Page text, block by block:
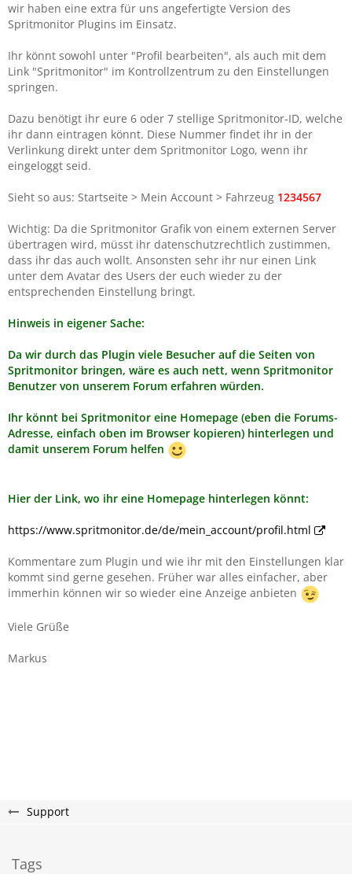
wir haben eine extra für uns angefertigte Version des
Spritmonitor Plugins im Einsatz.
Ihr könnt sowohl unter "Profil bearbeiten", als auch mit dem
Link "Spritmonitor" im Kontrollzentrum zu den Einstellungen
springen.
Dazu benötigt ihr eure 6 oder 7 stellige Spritmonitor-ID, welche
ihr dann eintragen könnt. Diese Nummer findet ihr in der
Verlinkung direkt unter dem Spritmonitor Logo, wenn ihr
eingeloggt seid.
Sieht so aus: Startseite > Mein Account > Fahrzeug 1234567
Wichtig: Da die Spritmonitor Grafik von einem externen Server
übertragen wird, müsst ihr datenschutzrechtlich zustimmen,
dass ihr das auch wollt. Ansonsten sehr ihr nur einen Link
unter dem Avatar des Users der euch wieder zu der
entsprechenden Einstellung bringt.
Hinweis in eigener Sache:
Da wir durch das Plugin viele Besucher auf die Seiten von
Spritmonitor bringen, wäre es auch nett, wenn Spritmonitor
Benutzer von unserem Forum erfahren würden.
Ihr könnt bei Spritmonitor eine Homepage (eben die Forums-
Adresse, einfach oben im Browser kopieren) hinterlegen und
damit unserem Forum helfen
Hier der Link, wo ihr eine Homepage hinterlegen könnt:
https://www.spritmonitor.de/de/mein_account/profil.html
Kommentare zum Plugin und wie ihr mit den Einstellungen klar
kommt sind gerne gesehen. Früher war alles einfacher, aber
immerhin können wir so wieder eine Anzeige anbieten
Viele Grüße
Markus
Support
Tags